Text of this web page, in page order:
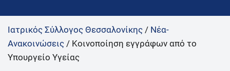
Ιατρικός Σύλλογος Θεσσαλονίκης / Νέα-
Ανακοινώσεις / Κοινοποίηση εγγράφων από το
Υπουργείο Υγείας